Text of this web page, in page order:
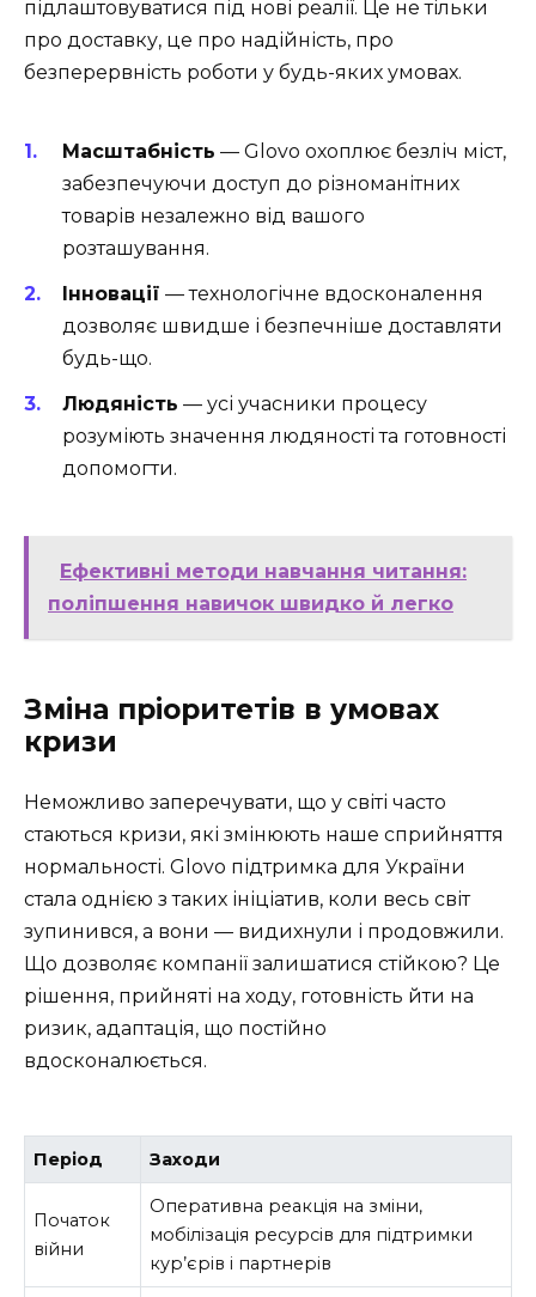
підлаштовуватися під нові реалії. Це не тільки
про доставку, це про надійність, про
безперервність роботи у будь-яких умовах.
Масштабність — Glovo охоплює безліч міст,
забезпечуючи доступ до різноманітних
товарів незалежно від вашого
розташування.
Інновації — технологічне вдосконалення
дозволяє швидше і безпечніше доставляти
будь-що.
Людяність — усі учасники процесу
розуміють значення людяності та готовності
допомогти.
Ефективні методи навчання читання:
поліпшення навичок швидко й легко
Зміна пріоритетів в умовах
кризи
Неможливо заперечувати, що у світі часто
стаються кризи, які змінюють наше сприйняття
нормальності. Glovo підтримка для України
стала однією з таких ініціатив, коли весь світ
зупинився, а вони — видихнули і продовжили.
Що дозволяє компанії залишатися стійкою? Це
рішення, прийняті на ходу, готовність йти на
ризик, адаптація, що постійно
вдосконалюється.
Період Заходи
Початок
війни
Оперативна реакція на зміни,
мобілізація ресурсів для підтримки
кур’єрів і партнерів